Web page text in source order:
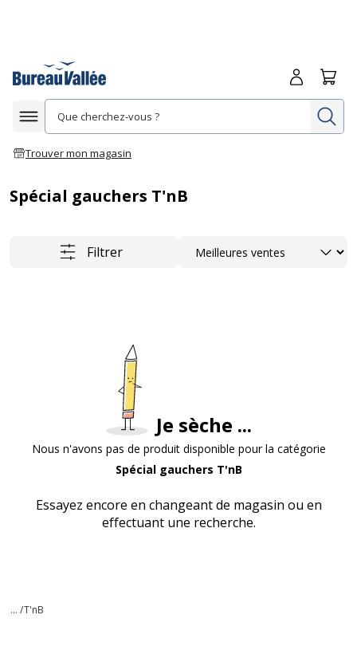
Afficher la navigation
Trouver mon magasin
Me
Spécial gauchers T'nB
Filtrer Trier
Je sèche ...
Nous n'avons pas de produit disponible pour la catégorie
Spécial gauchers T'nB
Essayez encore en changeant de magasin ou en
effectuant une recherche.
... /T'nB